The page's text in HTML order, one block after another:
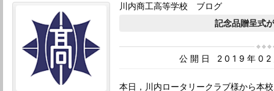
川内商工高等学校 ブログ
記念品贈呈式
公開日 2019年
本日，川内ロータリークラブ様から本